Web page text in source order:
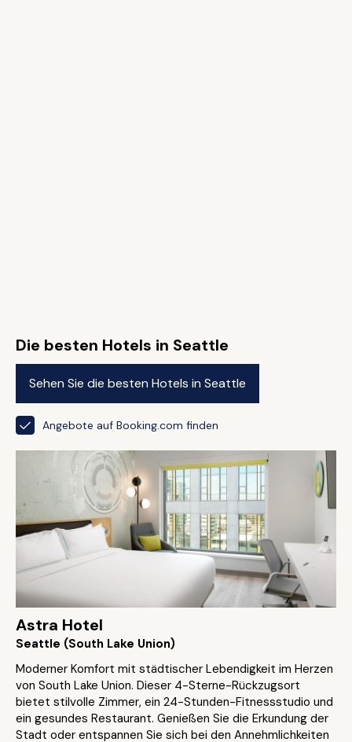
Die besten Hotels in Seattle
Sehen Sie die besten Hotels in Seattle
Angebote auf Booking.com finden
Astra Hotel
Seattle (South Lake Union)
Moderner Komfort mit städtischer Lebendigkeit im Herzen
von South Lake Union. Dieser 4-Sterne-Rückzugsort
bietet stilvolle Zimmer, ein 24-Stunden-Fitnessstudio und
ein gesundes Restaurant. Genießen Sie die Erkundung der
Stadt oder entspannen Sie sich bei den Annehmlichkeiten